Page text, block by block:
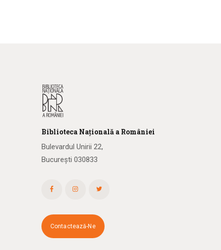
Biblioteca Națională a României
Bulevardul Unirii 22,
București 030833
Contactează-Ne